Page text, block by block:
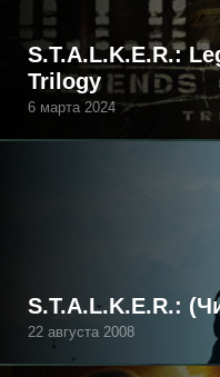
S.T.A.L.K.E.R.:
Trilogy
6 марта 2024
S.T.A.L.K.E.R.:
22 августа 2008